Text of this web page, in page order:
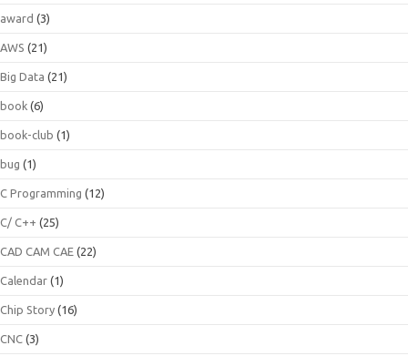
award (3)
AWS (21)
Big Data (21)
book (6)
book-club (1)
bug (1)
C Programming (12)
C/ C++ (25)
CAD CAM CAE (22)
Calendar (1)
Chip Story (16)
CNC (3)